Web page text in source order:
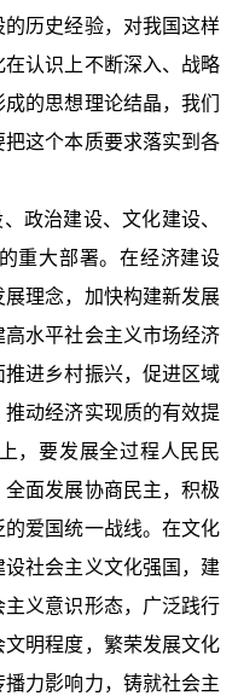
历史经验，对我国这样
认识上不断深入、战略
的思想理论结晶，我们
这个本质要求落实到各
治建设、文化建设、
重大部署。在经济建设
展理念，加快构建新发展
水平社会主义市场经济
进乡村振兴，促进区域
动经济实现质的有效提
，要发展全过程人民民
面发展协商民主，积极
爱国统一战线。在文化
社会主义文化强国，建
义意识形态，广泛践行
明程度，繁荣发展文化
力影响力，铸就社会主